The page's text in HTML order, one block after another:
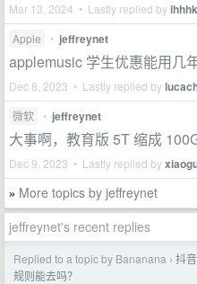
Mar 13, 2024 • Lastly replied by
Apple • jeffreynet
applemusic 学生优惠能用几
Dec 8, 2023 • Lastly replied by
微软 • jeffreynet
大事啊，教育版 5T 缩成
Dec 9, 2023 • Lastly replied by
» More topics by jeffreynet
jeffreynet's recent replies
Replied to a topic by Bananana › 抖
规则能去吗？